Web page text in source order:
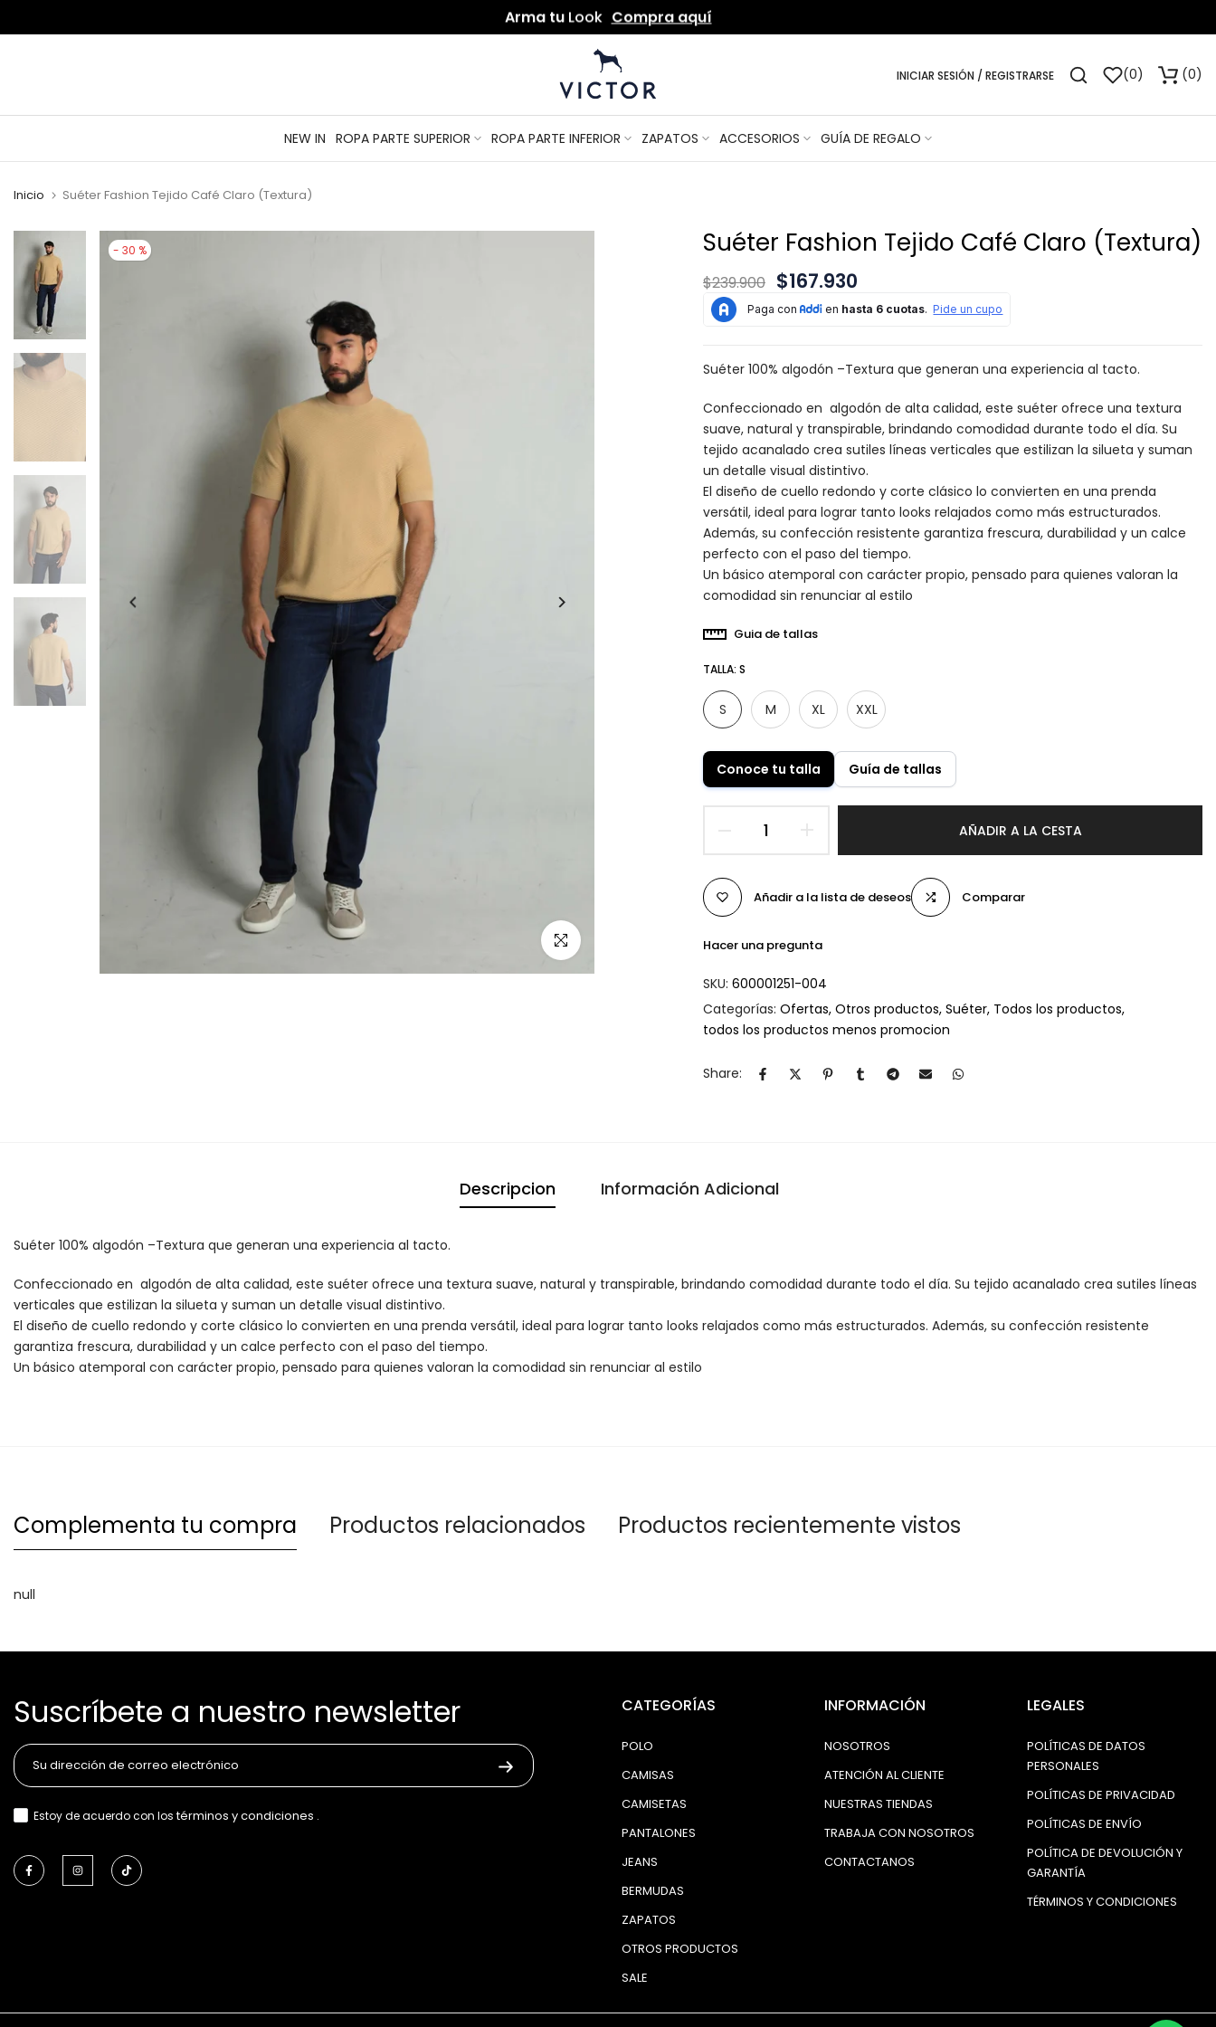
Por compras de$250.000envío gratis
INICIAR SESIÓN / REGISTRARSE 0 0
NEW IN ROPA PARTE SUPERIOR ROPA PARTE INFERIOR ZAPATOS ACCESORIOS GUÍA DE REGALO
Inicio Suéter Fashion Tejido Café Claro (Textura)
- 30 %
Click para agrandar
Suéter Fashion Tejido Café Claro (Textura)
$239.900 $167.930
Suéter 100% algodón –Textura que generan una experiencia al tacto.
Confeccionado en algodón de alta calidad, este suéter ofrece una textura
suave, natural y transpirable, brindando comodidad durante todo el día. Su
tejido acanalado crea sutiles líneas verticales que estilizan la silueta y suman
un detalle visual distintivo.
El diseño de cuello redondo y corte clásico lo convierten en una prenda
versátil, ideal para lograr tanto looks relajados como más estructurados.
Además, su confección resistente garantiza frescura, durabilidad y un calce
perfecto con el paso del tiempo.
Un básico atemporal con carácter propio, pensado para quienes valoran la
comodidad sin renunciar al estilo
Guia de tallas
TALLA: S
S M XL XXL
Conoce tu talla Guía de tallas
AÑADIR A LA CESTA
Añadir a la lista de deseos Comparar
Hacer una pregunta
SKU: 600001251-004
Categorías: Ofertas Otros productos Suéter Todos los productos
todos los productos menos promocion
Share:
Descripcion Información Adicional
Suéter 100% algodón –Textura que generan una experiencia al tacto.
Confeccionado en algodón de alta calidad, este suéter ofrece una textura suave, natural y transpirable, brindando comodidad durante todo el día. Su tejido acanalado crea sutiles líneas
verticales que estilizan la silueta y suman un detalle visual distintivo.
El diseño de cuello redondo y corte clásico lo convierten en una prenda versátil, ideal para lograr tanto looks relajados como más estructurados. Además, su confección resistente
garantiza frescura, durabilidad y un calce perfecto con el paso del tiempo.
Un básico atemporal con carácter propio, pensado para quienes valoran la comodidad sin renunciar al estilo
Complementa tu compra Productos relacionados Productos recientemente vistos
null
Suscríbete a nuestro newsletter
Estoy de acuerdo con lostérminos y condiciones .
CATEGORÍAS
POLO
CAMISAS
CAMISETAS
PANTALONES
JEANS
BERMUDAS
ZAPATOS
OTROS PRODUCTOS
SALE
INFORMACIÓN
NOSOTROS
ATENCIÓN AL CLIENTE
NUESTRAS TIENDAS
TRABAJA CON NOSOTROS
CONTACTANOS
LEGALES
POLÍTICAS DE DATOS
PERSONALES
POLÍTICAS DE PRIVACIDAD
POLÍTICAS DE ENVÍO
POLÍTICA DE DEVOLUCIÓN Y
GARANTÍA
TÉRMINOS Y CONDICIONES